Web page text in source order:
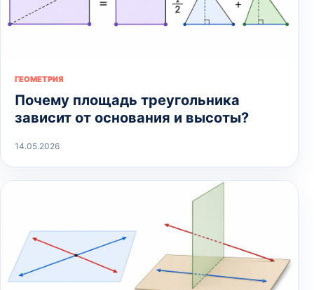
ГЕОМЕТРИЯ
Почему площадь треугольника
зависит от основания и высоты?
14.05.2026